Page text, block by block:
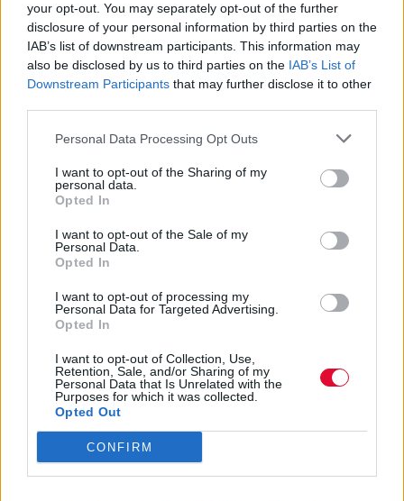
your opt-out. You may separately opt-out of the further
disclosure of your personal information by third parties on the
IAB’s list of downstream participants. This information may
also be disclosed by us to third parties on the IAB’s List of
Downstream Participants that may further disclose it to other
Personal Data Processing Opt Outs
I want to opt-out of the Sharing of my
personal data.
Opted In
I want to opt-out of the Sale of my
Personal Data.
Opted In
I want to opt-out of processing my
Personal Data for Targeted Advertising.
Opted In
I want to opt-out of Collection, Use,
Retention, Sale, and/or Sharing of my
Personal Data that Is Unrelated with the
Purposes for which it was collected.
Opted Out
CONFIRM
Σε ηλικία 25 ετών πέθανε ο
ηθοποιός του Euphoria, Angus
Cloud – Πώς τον αποχαιρετά ο
Ο Cloud έγινε γνωστός για τον ρόλο του ως
Fezco στη δημοφιλή σειρά του HBO.
01.08.2023